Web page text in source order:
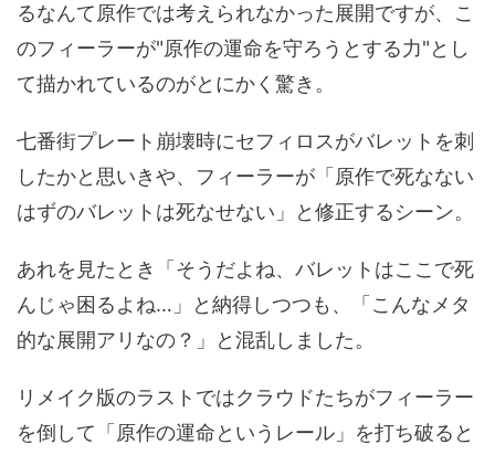
るなんて原作では考えられなかった展開ですが、こ
のフィーラーが"原作の運命を守ろうとする力"とし
て描かれているのがとにかく驚き。
七番街プレート崩壊時にセフィロスがバレットを刺
したかと思いきや、フィーラーが「原作で死なない
はずのバレットは死なせない」と修正するシーン。
あれを見たとき「そうだよね、バレットはここで死
んじゃ困るよね…」と納得しつつも、「こんなメタ
的な展開アリなの？」と混乱しました。
リメイク版のラストではクラウドたちがフィーラー
を倒して「原作の運命というレール」を打ち破ると